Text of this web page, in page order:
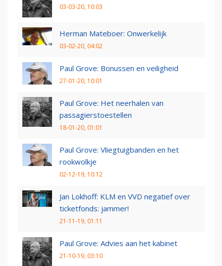
03-03-20, 10:03
Herman Mateboer: Onwerkelijk
03-02-20, 04:02
Paul Grove: Bonussen en veiligheid
27-01-20, 10:01
Paul Grove: Het neerhalen van
passagierstoestellen
18-01-20, 01:01
Paul Grove: Vliegtuigbanden en het
rookwolkje
02-12-19, 10:12
Jan Lokhoff: KLM en VVD negatief over
ticketfonds: jammer!
21-11-19, 01:11
Paul Grove: Advies aan het kabinet
21-10-19, 03:10